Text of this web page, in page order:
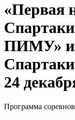
«Первая
ПИМУ» и
24
Программа